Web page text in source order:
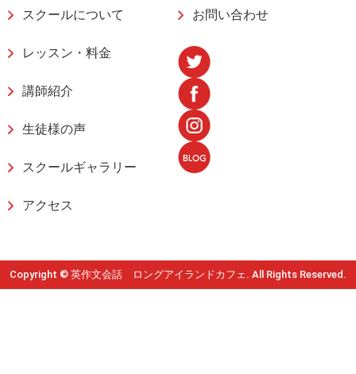
スクールについて
レッスン・料金
講師紹介
生徒様の声
スクールギャラリー
アクセス
お問い合わせ
Copyright © 英作文会話 ロングアイランドカフェ. All Rights Reserved.